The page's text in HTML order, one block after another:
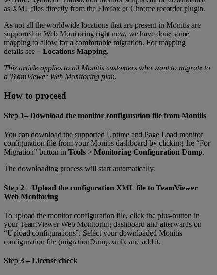
as XML files directly from the Firefox or Chrome recorder plugin.
As not all the worldwide locations that are present in Monitis are
supported in Web Monitoring right now, we have done some
mapping to allow for a comfortable migration. For mapping
details see – Locations Mapping.
This article applies to all Monitis customers who want to migrate to
a TeamViewer Web Monitoring plan.
How to proceed
Step 1– Download the monitor configuration file from Monitis
You can download the supported Uptime and Page Load monitor
configuration file from your Monitis dashboard by clicking the “For
Migration” button in Tools > Monitoring Configuration Dump.
The downloading process will start automatically.
Step 2 – Upload the configuration XML file to TeamViewer
Web Monitoring
To upload the monitor configuration file, click the plus-button in
your TeamViewer Web Monitoring dashboard and afterwards on
“Upload configurations”. Select your downloaded Monitis
configuration file (migrationDump.xml), and add it.
Step 3 – License check